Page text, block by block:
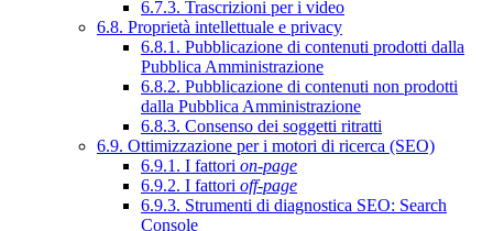
6.7.3. Trascrizioni per i video
6.8. Proprietà intellettuale e privacy
6.8.1. Pubblicazione di contenuti prodotti dalla
Pubblica Amministrazione
6.8.2. Pubblicazione di contenuti non prodotti
dalla Pubblica Amministrazione
6.8.3. Consenso dei soggetti ritratti
6.9. Ottimizzazione per i motori di ricerca (SEO)
6.9.1. I fattori on-page
6.9.2. I fattori off-page
6.9.3. Strumenti di diagnostica SEO: Search
Console